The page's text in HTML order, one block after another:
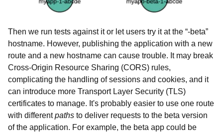
Then we run tests against it or let users try it at the “-beta”
hostname. However, publishing the application with a new
route and a new hostname can cause trouble. It may break
Cross-Origin Resource Sharing (CORS) rules,
complicating the handling of sessions and cookies, and it
can introduce more Transport Layer Security (TLS)
certificates to manage. It's probably easier to use one route
with differentpaths to deliver requests to the beta version
of the application. For example, the beta app could be